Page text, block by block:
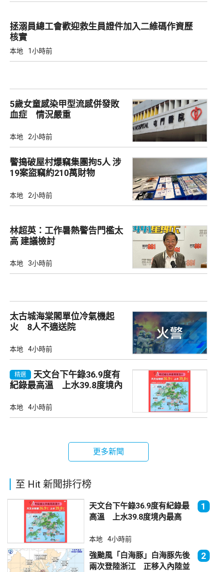
拯溺員總工會歡迎救生員證件加入二維碼作資歷
核實
本地 1小時前
5歲女童感染甲型流感併發敗
血症 情況嚴重
本地 2小時前
警搗破屋村爆竊集團拘5人 涉
19案盜竊約210萬財物
本地 2小時前
林超英：工作暑熱警告門檻太
高 建議檢討
本地 3小時前
太古城海棠閣單位冷氣機起
火 8人不適送院
本地 4小時前
精選
天文台下午錄36.9度有
紀錄最高溫 上水39.8度境內
本地 4小時前
更多新聞
至 Hit 新聞排行榜
天文台下午錄36.9度有紀錄最
高溫 上水39.8度境內最高
1
本地 4小時前
強颱風「白海豚」白海豚先後
兩次登陸浙江 正移入內陸並
2